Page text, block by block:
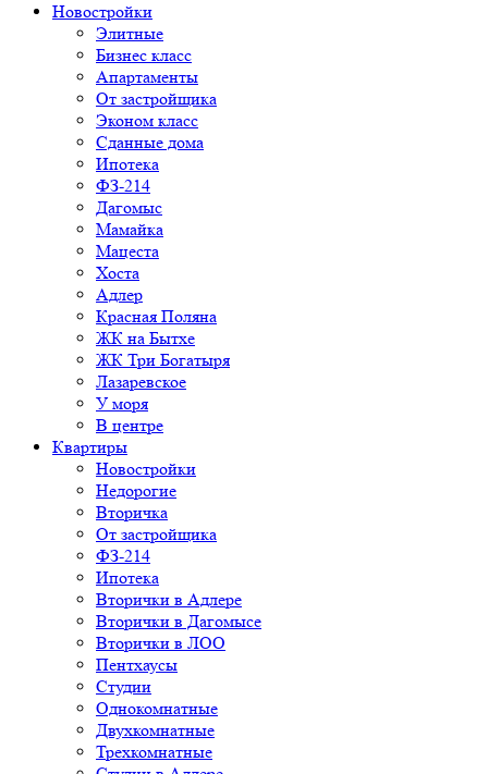
Новостройки
Элитные
Бизнес класс
Апартаменты
От застройщика
Эконом класс
Сданные дома
Ипотека
ФЗ-214
Дагомыс
Мамайка
Мацеста
Хоста
Адлер
Красная Поляна
ЖК на Бытхе
ЖК Три Богатыря
Лазаревское
У моря
В центре
Квартиры
Новостройки
Недорогие
Вторичка
От застройщика
ФЗ-214
Ипотека
Вторички в Адлере
Вторички в Дагомысе
Вторички в ЛОО
Пентхаусы
Студии
Однокомнатные
Двухкомнатные
Трехкомнатные